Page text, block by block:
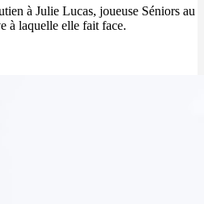
à Julie Lucas, joueuse Séniors au
à laquelle elle fait face.